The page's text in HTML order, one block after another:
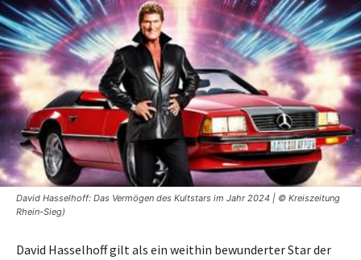
David Hasselhoff: Das Vermögen des Kultstars im Jahr 2024 | © Kreiszeitung
Rhein-Sieg)
David Hasselhoff gilt als ein weithin bewunderter Star der